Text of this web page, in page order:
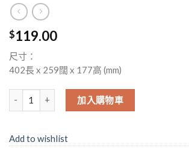
$119.00
尺寸：
402長 x 259闊 x 177高 (mm)
(No. 3038) 麵包箱 數量
加入購物車
Add to wishlist